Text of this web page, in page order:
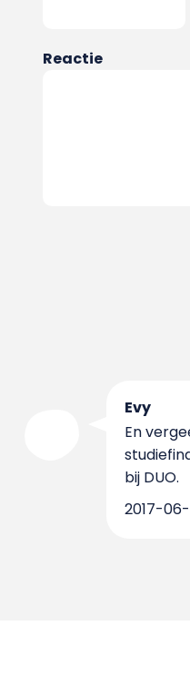
Reactie
Evy
En
bij DUO.
2017-06-